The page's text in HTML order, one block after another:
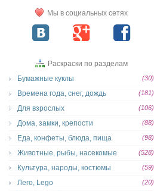
Мы в социальных сетях
Раскраски по разделам
Бумажные куклы
(30)
Времена года, снег, дождь (181)
Для взрослых (106)
Дома, замки, крепости (88)
Еда, конфеты, блюда, пища (98)
Животные, рыбы, насекомые (528)
Культура, народы, костюмы (59)
Лего, Lego (20)